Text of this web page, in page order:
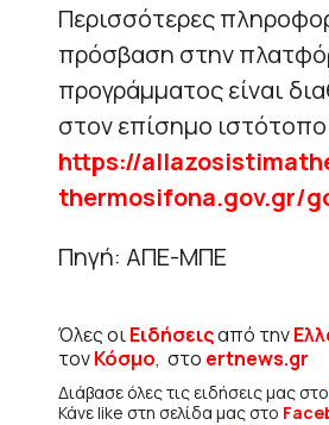
Περισσότερες
πρόσβαση στην
προγράμματος είναι
στον επίσημο
https://
thermosifona.gov.gr/
Πηγή: ΑΠΕ-ΜΠΕ
Όλες οιΕιδήσειςαπό την
τονΚόσμο, στο ertnews.gr
Διάβασε όλες τις ειδήσεις μας στο
Κάνε like στη σελίδα μας στο